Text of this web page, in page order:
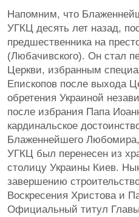
Напомним, что
УГКЦ десять лет назад,
предшественника на
(Любачивского). Он стал
Церкви, избранным
Епископов после выхода
обретения Украиной
после избрания Папа
кардинальское
Блаженнейшего Любомира,
УГКЦ был перенесен из
столицу Украины Киев.
завершению
Воскресения Христова и
Официальный титул